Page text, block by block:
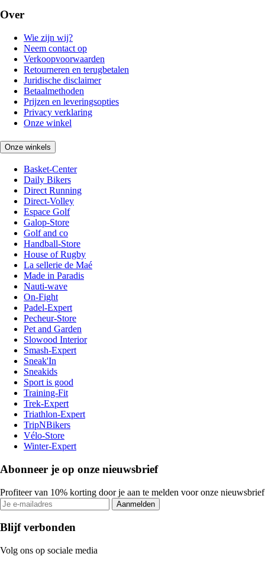
Over
Wie zijn wij?
Neem contact op
Verkoopvoorwaarden
Retourneren en terugbetalen
Juridische disclaimer
Betaalmethoden
Prijzen en leveringsopties
Privacy verklaring
Onze winkel
Onze winkels
Basket-Center
Daily Bikers
Direct Running
Direct-Volley
Espace Golf
Galop-Store
Golf and co
Handball-Store
House of Rugby
La sellerie de Maé
Made in Paradis
Nauti-wave
On-Fight
Padel-Expert
Pecheur-Store
Pet and Garden
Slowood Interior
Smash-Expert
Sneak'In
Sneakids
Sport is good
Training-Fit
Trek-Expert
Triathlon-Expert
TripNBikers
Vélo-Store
Winter-Expert
Abonneer je op onze nieuwsbrief
Profiteer van 10% korting door je aan te melden voor onze nieuwsbrief
Aanmelden
Blijf verbonden
Volg ons op sociale media